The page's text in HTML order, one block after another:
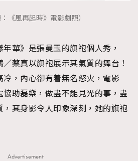
：《風再起時》電影劇照）
華》是張曼玉的旗袍個人秀，
／蔡真以旗袍展示其氣質的舞台！
，內心卻有着無名怒火，電影
助磊樂，做盡不能見光的事，盡
其身影令人印象深刻，她的旗袍
Advertisement